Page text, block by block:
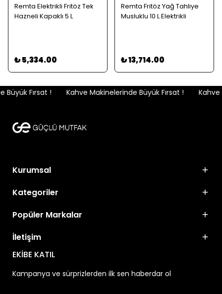
Remta Elektrikli Fritöz Tek
Hazneli Kapaklı 5 L
₺ 5,334.00
Remta Fritöz Yağ Tahliye
Musluklu 10 L Elektrikli
₺ 13,714.00
Fırsat ! Kahve Makinelerinde Büyük Fırsat ! Kahve
Kurumsal
Kategoriler
Popüler Markalar
İletişim
EKİBE KATIL
Kampanya ve sürprizlerden ilk sen haberdar ol